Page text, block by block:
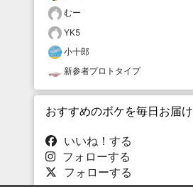
むー
YK5
小十郎
新参者プロトタイプ
おすすめのボケを毎日お届け
いいね！する
フォローする
フォローする